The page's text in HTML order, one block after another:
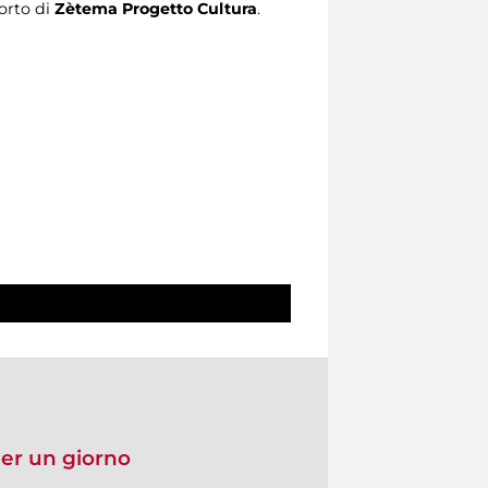
di Zètema Progetto Cultura.
un giorno